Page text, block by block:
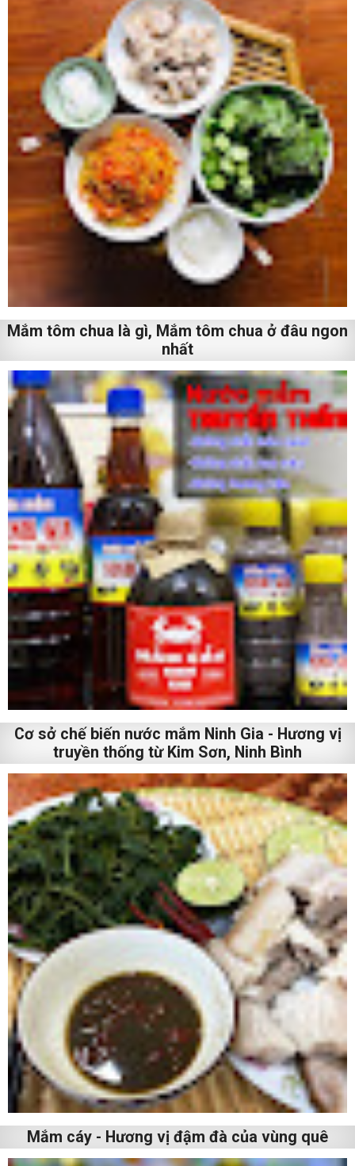
Mắm tôm chua là gì, Mắm tôm chua ở đâu ngon
nhất
Cơ sở chế biến nước mắm Ninh Gia - Hương vị
truyền thống từ Kim Sơn, Ninh Bình
Mắm cáy - Hương vị đậm đà của vùng quê